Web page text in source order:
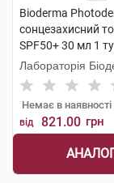
Bioderma
сонцезахисний
SPF50+ 30 мл 1
Лабораторія
Немає в наявності
від 821.00 грн